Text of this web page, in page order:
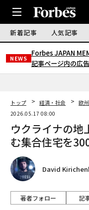
新着記事 人気記事
NEWS
Forbes JAPAN
記事ページ内の広
トップ 経済・社会 欧州
2026.05.17 08:00
ウクライナの地
む集合住宅を
David
著者フォロー 記